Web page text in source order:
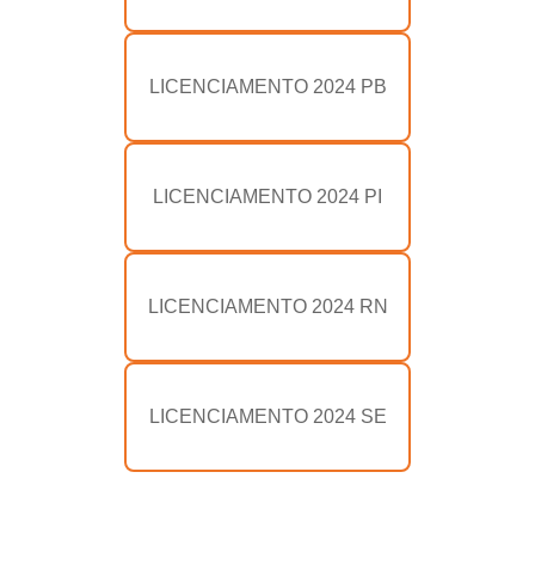
LICENCIAMENTO 2024 PB
LICENCIAMENTO 2024 PI
LICENCIAMENTO 2024 RN
LICENCIAMENTO 2024 SE